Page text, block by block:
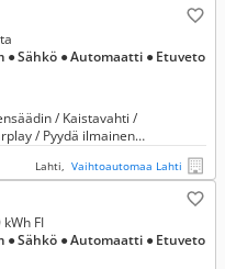
● Sähkö ● Automaatti ● Etuveto
/ Kaistavahti /
/ Pyydä ilmainen
Lahti, Vaihtoautomaa Lahti
FI
● Sähkö ● Automaatti ● Etuveto